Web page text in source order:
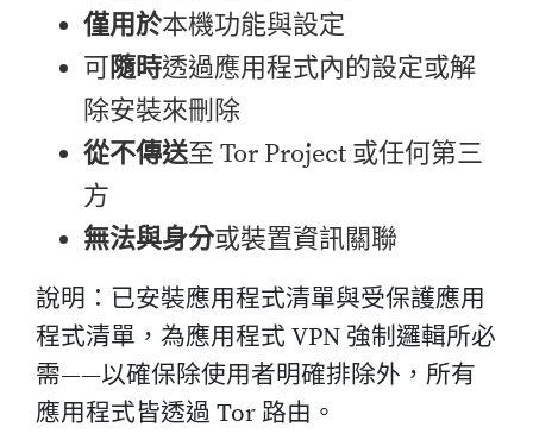
僅用於本機功能與設定
可隨時透過應用程式內的設定或解
除安裝來刪除
從不傳送至 Tor Project 或任何第三
方
無法與身分或裝置資訊關聯
說明：已安裝應用程式清單與受保護應用
程式清單，為應用程式 VPN 強制邏輯所必
需——以確保除使用者明確排除外，所有
應用程式皆透過 Tor 路由。